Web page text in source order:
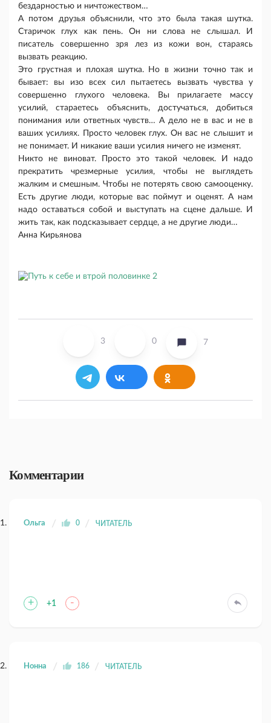
бездарностью и ничтожеством…
А потом друзья объяснили, что это была такая шутка.
Старичок глух как пень. Он ни слова не слышал. И
писатель совершенно зря лез из кожи вон, стараясь
вызвать реакцию.
Это грустная и плохая шутка. Но в жизни точно так и
бывает: вы изо всех сил пытаетесь вызвать чувства у
совершенно глухого человека. Вы прилагаете массу
усилий, стараетесь объяснить, достучаться, добиться
понимания или ответных чувств… А дело не в вас и не в
ваших усилиях. Просто человек глух. Он вас не слышит и
не понимает. И никакие ваши усилия ничего не изменят.
Никто не виноват. Просто это такой человек. И надо
прекратить чрезмерные усилия, чтобы не выглядеть
жалким и смешным. Чтобы не потерять свою самооценку.
Есть другие люди, которые вас поймут и оценят. А нам
надо оставаться собой и выступать на сцене дальше. И
жить так, как подсказывает сердце, а не другие люди…
Анна Кирьянова
3 0 7
Комментарии
Ольга 0 ЧИТАТЕЛЬ
+ +1 -
Нонна 186 ЧИТАТЕЛЬ